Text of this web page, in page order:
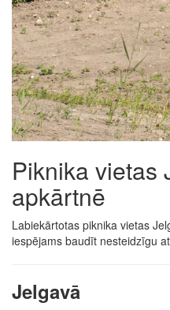
Piknika vietas
apkārtnē
Labiekārtotas piknika vietas
iespējams baudīt nesteidzīgu
Jelgavā